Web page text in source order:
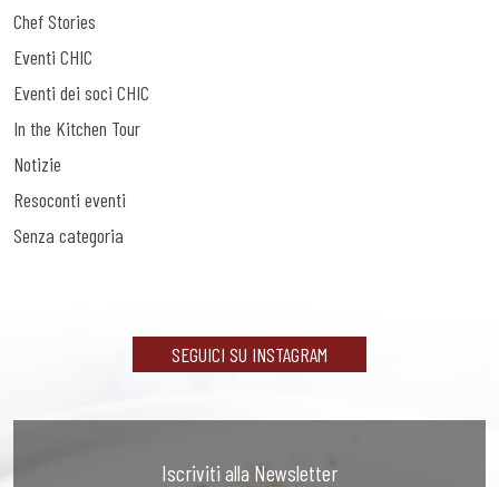
Chef Stories
Eventi CHIC
Eventi dei soci CHIC
In the Kitchen Tour
Notizie
Resoconti eventi
Senza categoria
SEGUICI SU INSTAGRAM
Iscriviti alla Newsletter